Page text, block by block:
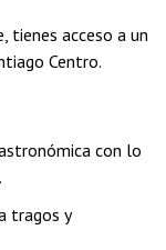
tienes acceso a un
Centro.
con lo
tragos y